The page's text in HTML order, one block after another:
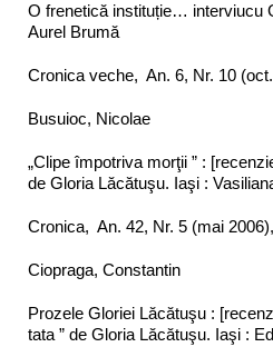
O frenetică instituție… interviucu
Aurel Brumă
Cronica veche, An. 6, Nr. 10
Busuioc, Nicolae
„Clipe împotriva morţii ” :
de Gloria Lăcătuşu. Iaşi :
Cronica, An. 42, Nr. 5 (mai
Ciopraga, Constantin
Prozele Gloriei Lăcătuşu :
tata ” de Gloria Lăcătuşu. Iaşi :